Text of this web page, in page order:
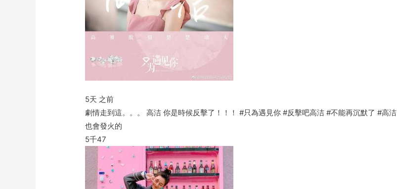
5天 之前
劇情走到這。。。 高洁 你是時候反擊了！！！ #只為遇見你 #反擊吧高洁 #不能再沉默了 #高洁
也會發火的
5千47